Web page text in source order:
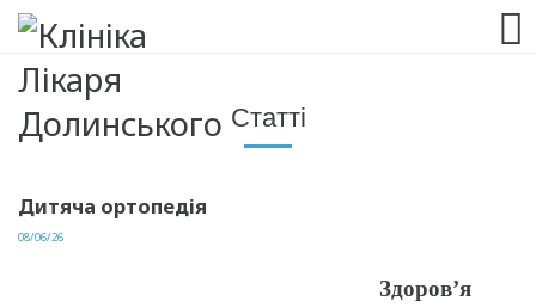
Статті
Дитяча ортопедія
08/06/26
Здоров’я